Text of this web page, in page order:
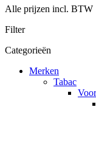
Alle prijzen incl. BTW
Filter
Categorieën
Merken
Tabac